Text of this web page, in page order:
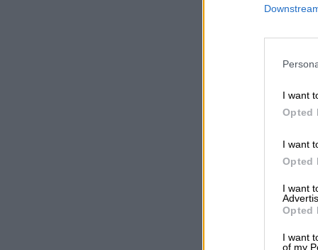
I want
Opted
I want
Opted
I want
Opted
I want
of my